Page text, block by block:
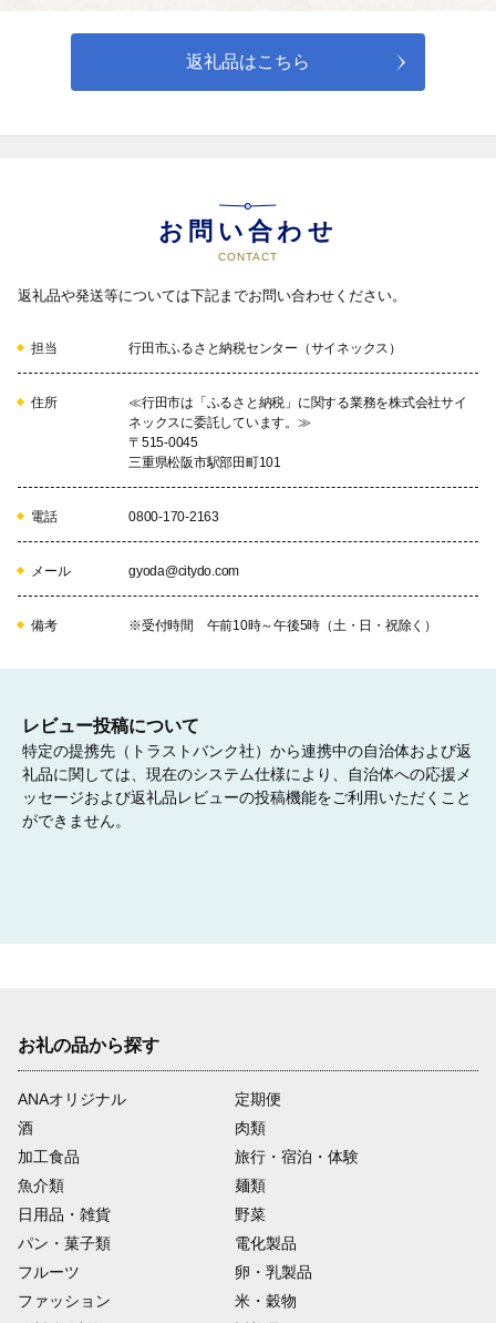
⑤環境対策等、自然と共生したまちづくり事業への活
事業への活用
⑦産業・観光等、活気と活力に満ちたにぎわいのまち
づくり事業への活用
09
⑨子育て支援・保育環境の充実等、安心して子育てが
できるまちづくり事業への活用
10
返礼品はこちら
お問い合わせ
CONTACT
返礼品や発送等については下記までお問い合わせください。
担当 行田市ふるさと納税センター（サイネックス）
住所
≪行田市は「ふるさと納税」に関する業務を株式会社サイ
ネックスに委託しています。≫
〒515-0045
三重県松阪市駅部田町101
電話 0800-170-2163
メール gyoda@citydo.com
備考 ※受付時間 午前10時～午後5時（土・日・祝除く）
レビュー投稿について
特定の提携先（トラストバンク社）から連携中の自治体および返
礼品に関しては、現在のシステム仕様により、自治体への応援メ
ッセージおよび返礼品レビューの投稿機能をご利用いただくこと
ができません。
お礼の品から探す
ANAオリジナル
定期便
酒
肉類
加工食品
旅行・宿泊・体験
魚介類
麺類
日用品・雑貨
野菜
パン・菓子類
電化製品
フルーツ
卵・乳製品
ファッション
米・穀物